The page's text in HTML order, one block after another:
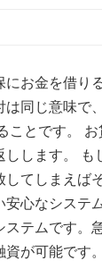
お金を借り
同じ意味で
ことです。
します。 も
てしまえば
心なシステ
テムです。
が可能です